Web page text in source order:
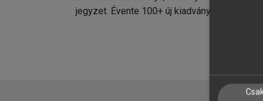
jegyzet. Évente 100+ új kiadvány.